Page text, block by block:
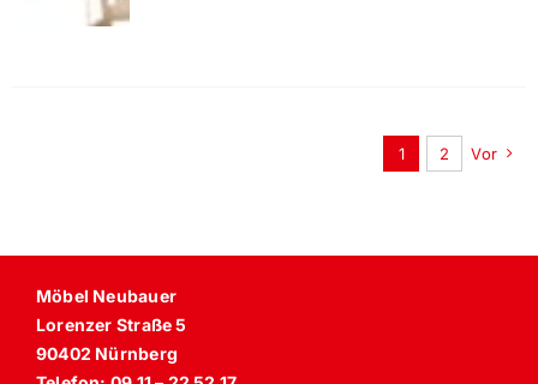
1 2 Vor
Möbel Neubauer
Lorenzer Straße 5
90402 Nürnberg